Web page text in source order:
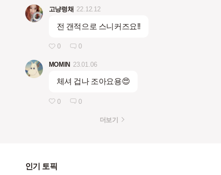
고냥령채 22.12.12
전 갠적으로 스니커즈요!!
0 0
MOMIN 23.01.06
체셔 겁나 조아요용😍
0 0
더보기
인기 토픽